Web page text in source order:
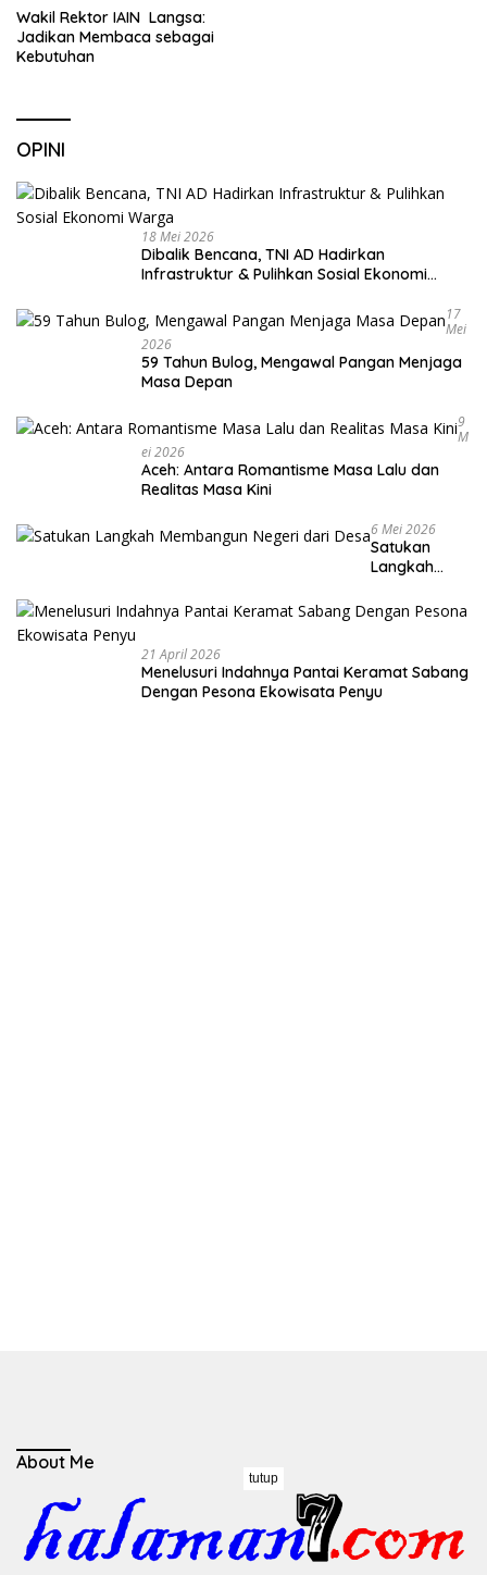
Wakil Rektor IAIN Langsa:
Jadikan Membaca sebagai
Kebutuhan
OPINI
18 Mei 2026
Dibalik Bencana, TNI AD Hadirkan
Infrastruktur & Pulihkan Sosial Ekonomi
17
Mei
2026
59 Tahun Bulog, Mengawal Pangan Menjaga
Masa Depan
9
M
Ei 2026
Aceh: Antara Romantisme Masa Lalu dan
Realitas Masa Kini
6 Mei 2026
Satukan
Langkah
Negeri dari
Desa
21 April 2026
Menelusuri Indahnya Pantai Keramat Sabang
Dengan Pesona Ekowisata Penyu
About Me
tutup